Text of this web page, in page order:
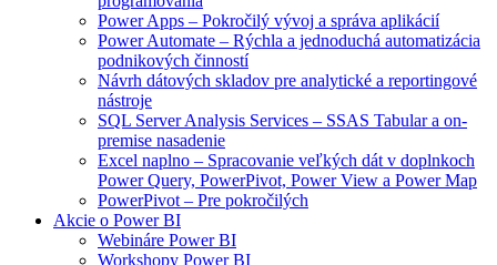
Power Apps – Pokročilý vývoj a správa aplikácií
Power Automate – Rýchla a jednoduchá automatizácia
podnikových činností
Návrh dátových skladov pre analytické a reportingové
nástroje
SQL Server Analysis Services – SSAS Tabular a on-
premise nasadenie
Excel naplno – Spracovanie veľkých dát v doplnkoch
Power Query, PowerPivot, Power View a Power Map
PowerPivot – Pre pokročilých
Akcie o Power BI
Webináre Power BI
Workshopy Power BI